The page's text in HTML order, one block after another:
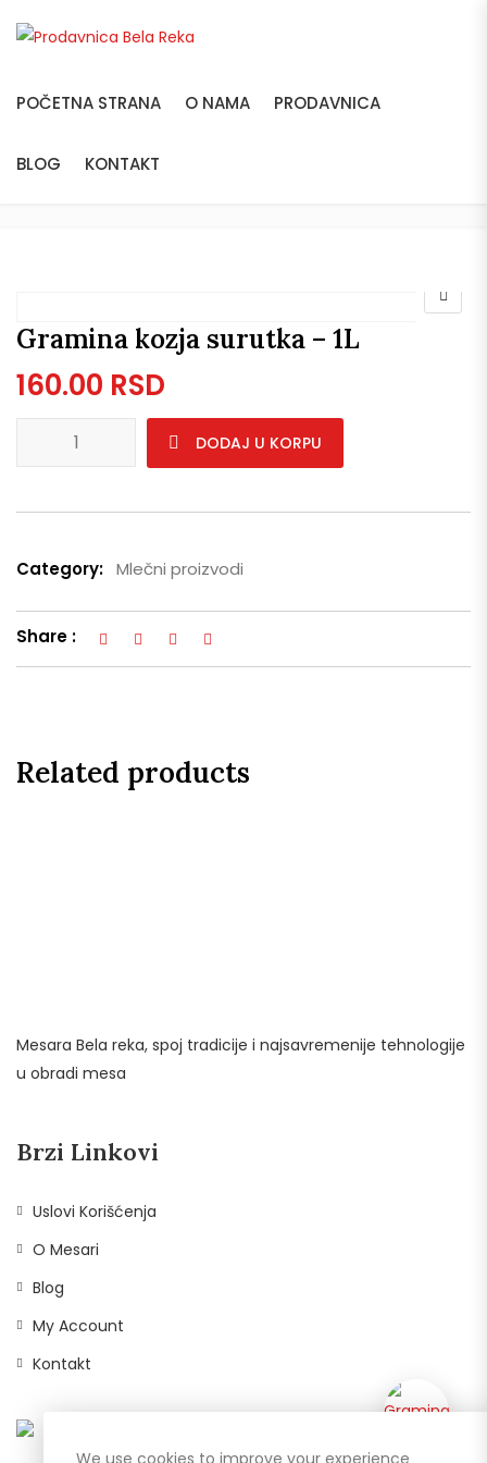
POČETNA STRANA O NAMA PRODAVNICA
BLOG KONTAKT
Gramina kozja surutka – 1L
160.00 RSD
Gramina kozja surutka - 1L količina
DODAJ U KORPU
Category: Mlečni proizvodi
Share :
Related products
Mesara Bela reka, spoj tradicije i najsavremenije tehnologije
u obradi mesa
Brzi Linkovi
Uslovi Korišćenja
O Mesari
Blog
My Account
Kontakt
We use cookies to improve your experience